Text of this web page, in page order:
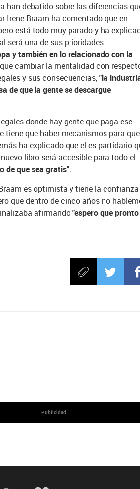
han debatido sobre las diferencias
Irene Braam ha comentado que en
está todo muy parado y ha
será una de sus prioridades
y también en lo relacionado con la
cambiar la mentalidad con
y sus consecuencias,"la
de que la gente se descargue
donde hay gente que paga ese
que haber mecanismos para
ha explicado que el es partidario
libro será accesible para todo el
de que sea gratis".
es optimista y tiene la confianza
que dentro de cinco años no
afirmando"espero que pronto
Publicidad